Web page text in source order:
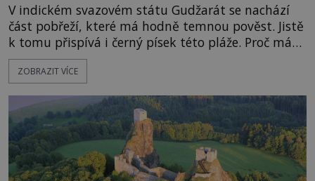
V indickém svazovém státu Gudžarát se nachází
část pobřeží, které má hodně temnou pověst. Jistě
k tomu přispívá i černý písek této pláže. Proč má
pláž takové netypické zbarvení? Nakolik jsou
pravdivé historky, že zde došlo k nevysvětlitelným
následovat. Vstupujeme na pláž Dumas ve městě
Surat. Gu
ZOBRAZIT VÍCE